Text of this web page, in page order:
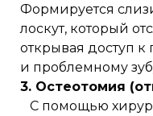
Формируется
лоскут, который
открывая доступ
и проблемному
3. Остеотомия
С помощью